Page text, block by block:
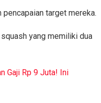
target mereka.
yang memiliki dua
Gaji Rp 9 Juta! Ini